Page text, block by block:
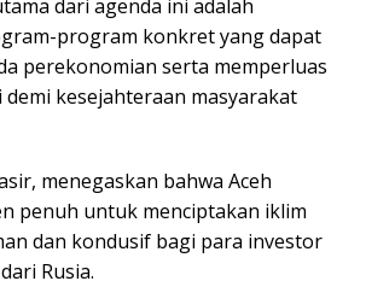
dari agenda ini adalah
program konkret yang dapat
perekonomian serta memperluas
kesejahteraan masyarakat
menegaskan bahwa Aceh
penuh untuk menciptakan iklim
dan kondusif bagi para investor
Rusia.